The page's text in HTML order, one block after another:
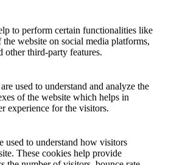
to perform certain functionalities like
website on social media platforms,
other third-party features.
used to understand and analyze the
of the website which helps in
experience for the visitors.
used to understand how visitors
These cookies help provide